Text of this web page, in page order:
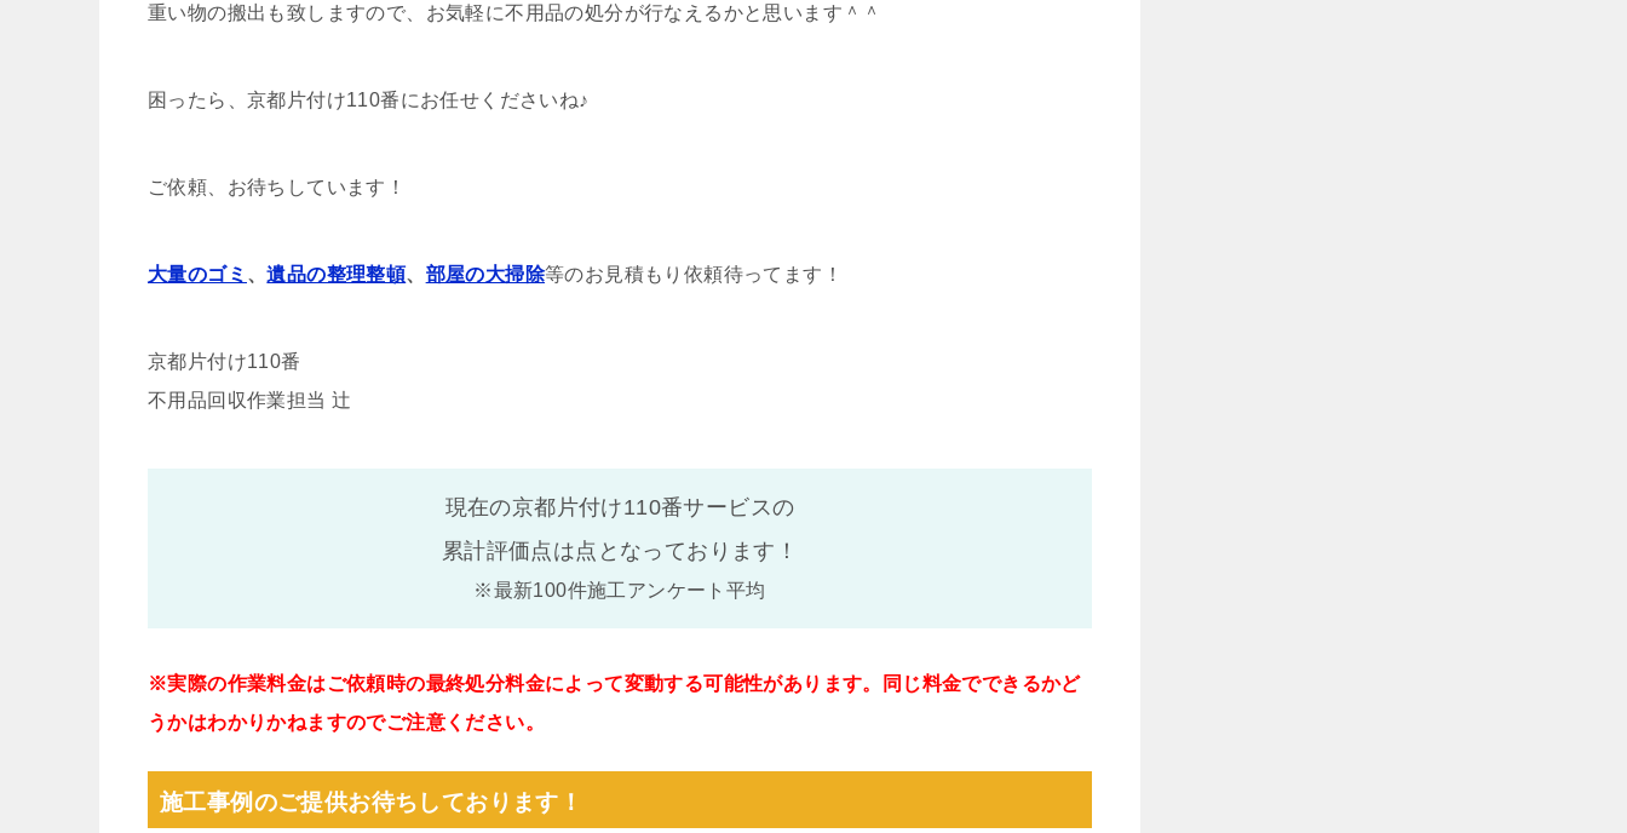
重い物の搬出も致しますので、お気軽に不用品の処分が行なえるかと思います＾＾
困ったら、京都片付け110番にお任せくださいね♪
ご依頼、お待ちしています！
大量のゴミ 、遺品の整理整頓、 部屋の大掃除等のお見積もり依頼待ってます！
京都片付け110番
不用品回収作業担当 辻
現在の京都片付け110番サービスの
累計評価点は点となっております！
※最新100件施工アンケート平均
※実際の作業料金はご依頼時の最終処分料金によって変動する可能性があります。同じ料金でできるかど
うかはわかりかねますのでご注意ください。
施工事例のご提供お待ちしております！